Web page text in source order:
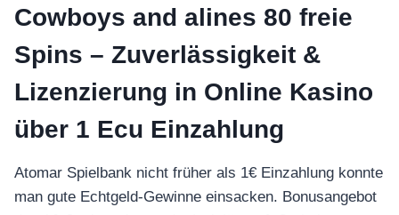
Cowboys and alines 80 freie
Spins – Zuverlässigkeit &
Lizenzierung in Online Kasino
über 1 Ecu Einzahlung
Atomar Spielbank nicht früher als 1€ Einzahlung konnte
man gute Echtgeld-Gewinne einsacken. Bonusangebot